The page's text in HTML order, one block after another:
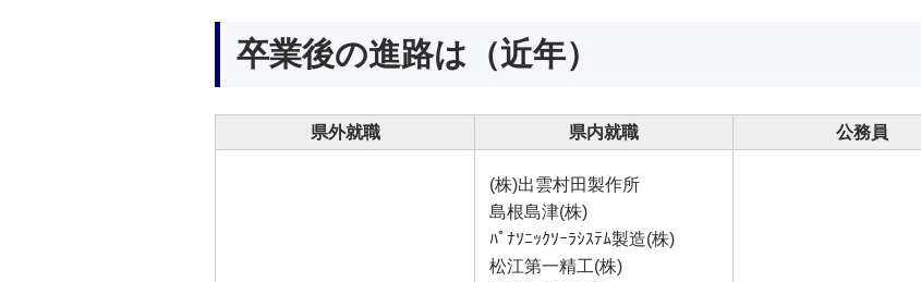
卒業後の進路は（近年）
県外就職 県内就職 公務員
(株)出雲村田製作所
島根島津(株)
ﾊﾟﾅｿﾆｯｸｿｰﾗｼｽﾃﾑ製造(株)
松江第一精工(株)